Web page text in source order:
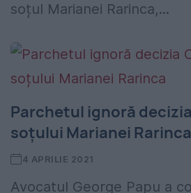
soțul Marianei Rarinca,...
Parchetul ignoră
soțului Marianei Rarinca
4 APRILIE 2021
Avocatul George Papu a